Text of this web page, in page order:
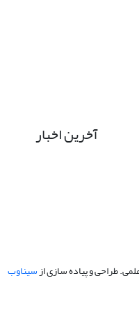
آخرین اخبار
طراحی و پیاده سازی ازسیناوب